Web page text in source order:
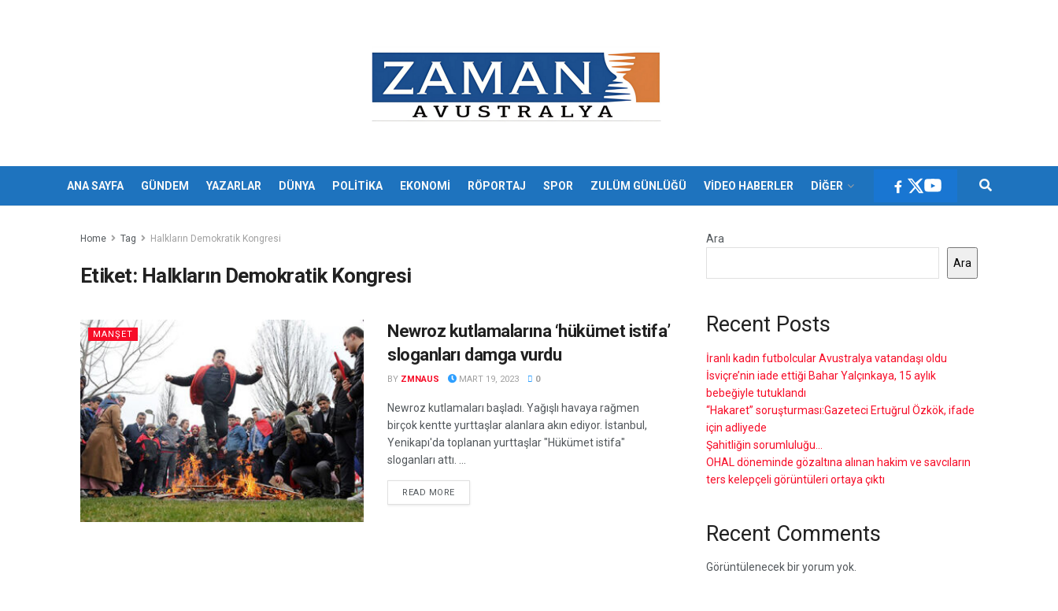
ANA SAYFA GÜNDEM YAZARLAR DÜNYA POLİTİKA EKONOMİ RÖPORTAJ SPOR ZULÜM GÜNLÜĞÜ VİDEO HABERLER DİĞER
Home Tag Halkların Demokratik Kongresi
Etiket: Halkların Demokratik Kongresi
MANŞET
Newroz kutlamalarına ‘hükümet istifa’
sloganları damga vurdu
BY ZMNAUS MART 19, 2023 0
Newroz kutlamaları başladı. Yağışlı havaya rağmen
birçok kentte yurttaşlar alanlara akın ediyor. İstanbul,
Yenikapı'da toplanan yurttaşlar "Hükümet istifa"
sloganları attı. ...
READ MOREDETAILS
Ara
Ara
Recent Posts
İranlı kadın futbolcular Avustralya vatandaşı oldu
İsviçre’nin iade ettiği Bahar Yalçınkaya, 15 aylık
bebeğiyle tutuklandı
“Hakaret” soruşturması:Gazeteci Ertuğrul Özkök, ifade
için adliyede
Şahitliğin sorumluluğu…
OHAL döneminde gözaltına alınan hakim ve savcıların
ters kelepçeli görüntüleri ortaya çıktı
Recent Comments
Görüntülenecek bir yorum yok.